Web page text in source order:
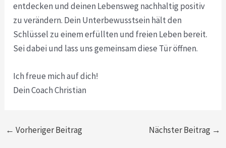
entdecken und deinen Lebensweg nachhaltig positiv
zu verändern. Dein Unterbewusstsein hält den
Schlüssel zu einem erfüllten und freien Leben bereit.
Sei dabei und lass uns gemeinsam diese Tür öffnen.
Ich freue mich auf dich!
Dein Coach Christian
← Vorheriger Beitrag Nächster Beitrag →